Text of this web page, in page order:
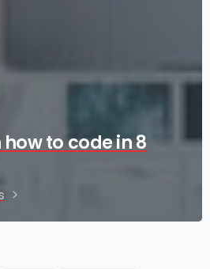
to code in 8